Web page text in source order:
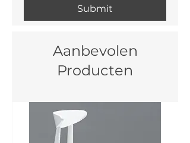
Submit
Aanbevolen
Producten